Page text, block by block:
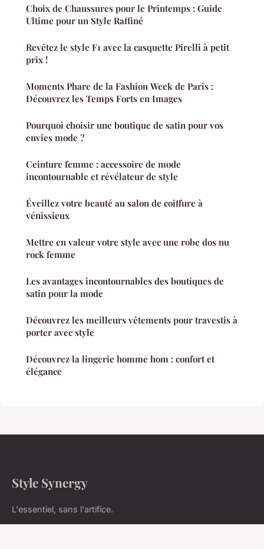
Choix de Chaussures pour le Printemps : Guide
Ultime pour un Style Raffiné
Revêtez le style F1 avec la casquette Pirelli à petit
prix !
Moments Phare de la Fashion Week de Paris :
Découvrez les Temps Forts en Images
Pourquoi choisir une boutique de satin pour vos
envies mode ?
Ceinture femme : accessoire de mode
incontournable et révélateur de style
Éveillez votre beauté au salon de coiffure à
vénissieux
Mettre en valeur votre style avec une robe dos nu
rock femme
Les avantages incontournables des boutiques de
satin pour la mode
Découvrez les meilleurs vêtements pour travestis à
porter avec style
Découvrez la lingerie homme hom : confort et
élégance
Style Synergy
L'essentiel, sans l'artifice.